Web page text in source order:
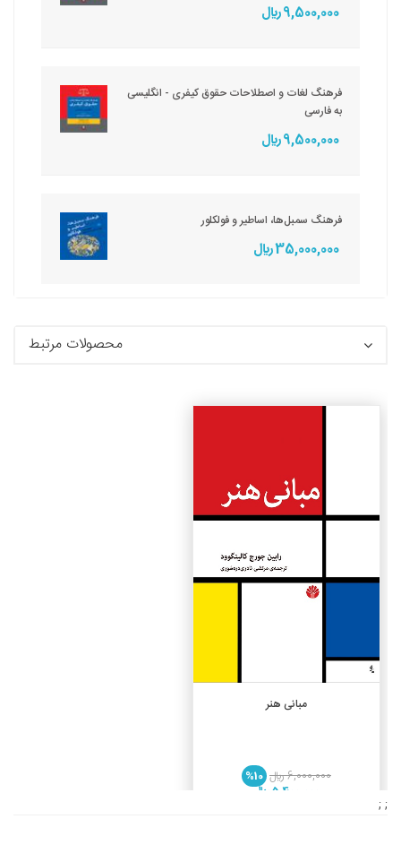
9,500,000 ريال
فرهنگ لغات و اصطلاحات حقوق کیفری - انگلیسی
به فارسی
9,500,000 ريال
فرهنگ سمبل‌ها، اساطیر و فولکلور
35,000,000 ريال
محصولات مرتبط
افزودن به سبد خرید
مبانی هنر
6,000,000 ريال
%10
5,400,000 ريال
; ;